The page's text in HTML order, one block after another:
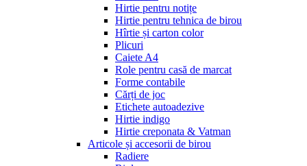
Hirtie pentru notițe
Hirtie pentru tehnica de birou
Hîrtie și carton color
Plicuri
Caiete A4
Role pentru casă de marcat
Forme contabile
Cărți de joc
Etichete autoadezive
Hirtie indigo
Hirtie creponata & Vatman
Articole și accesorii de birou
Radiere